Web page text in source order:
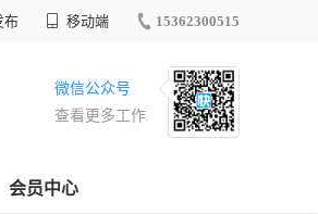
布 移动端 15362300515
微信公众号
查看更多工作
会员中心